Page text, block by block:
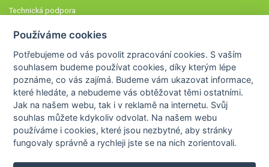
Technická podpora
Členové STOBklubu
Zásady nakládání s osobními údaji
Otestujte se
Spočítejte si
Výzva 52
Používáme cookies
Potřebujeme od vás povolit zpracování cookies. S vaším
souhlasem budeme používat cookies, díky kterým lépe
poznáme,co vás zajímá. Budeme vám ukazovat informace,
které hledáte, a nebudeme vás obtěžovat těmi ostatními.
Jak na našem webu, tak i v reklamě na internetu. Svůj
souhlas můžete kdykoliv odvolat. Na našem webu
používáme i cookies, které jsou nezbytné, aby stránky
fungovaly správně a rychleji jste se na nich zorientovali.